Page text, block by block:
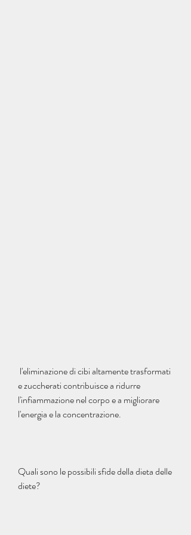
e zuccherati contribuisce a ridurre
l'infiammazione nel corpo e a migliorare
l'energia e la concentrazione.
Quali sono le possibili sfide della dieta delle
diete?